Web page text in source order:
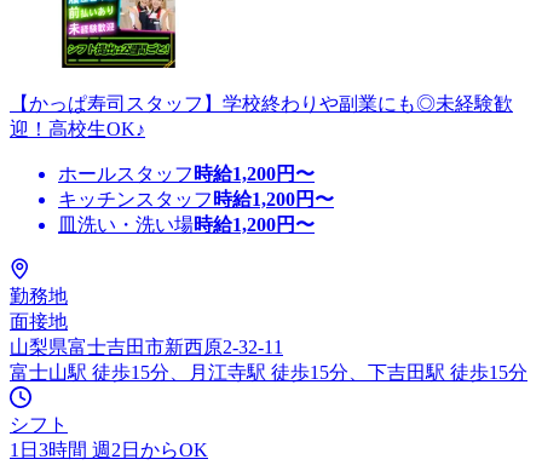
【かっぱ寿司スタッフ】学校終わりや副業にも◎未経験歓
迎！高校生OK♪
ホールスタッフ 時給1,200円〜
キッチンスタッフ 時給1,200円〜
皿洗い・洗い場時給1,200円〜
勤務地
面接地
山梨県富士吉田市新西原2-32-11
富士山駅 徒歩15分、月江寺駅 徒歩15分、下吉田駅 徒歩15分
シフト
1日3時間 週2日からOK